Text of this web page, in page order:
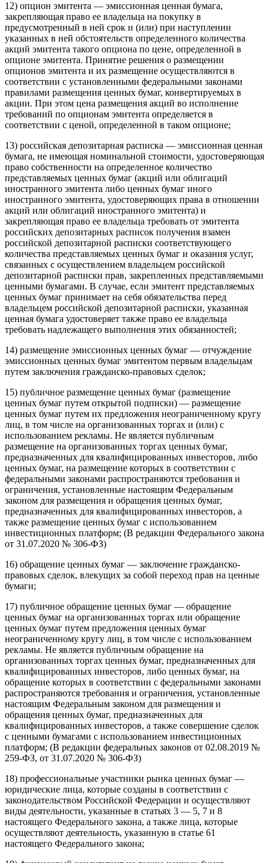
12) опцион эмитента — эмиссионная ценная бумага,
закрепляющая право ее владельца на покупку в
предусмотренный в ней срок и (или) при наступлении
указанных в ней обстоятельств определенного количества
акций эмитента такого опциона по цене, определенной в
опционе эмитента. Принятие решения о размещении
опционов эмитента и их размещение осуществляются в
соответствии с установленными федеральными законами
правилами размещения ценных бумаг, конвертируемых в
акции. При этом цена размещения акций во исполнение
требований по опционам эмитента определяется в
соответствии с ценой, определенной в таком опционе;
13) российская депозитарная расписка — эмиссионная ценная
бумага, не имеющая номинальной стоимости, удостоверяющая
право собственности на определенное количество
представляемых ценных бумаг (акций или облигаций
иностранного эмитента либо ценных бумаг иного
иностранного эмитента, удостоверяющих права в отношении
акций или облигаций иностранного эмитента) и
закрепляющая право ее владельца требовать от эмитента
российских депозитарных расписок получения взамен
российской депозитарной расписки соответствующего
количества представляемых ценных бумаг и оказания услуг,
связанных с осуществлением владельцем российской
депозитарной расписки прав, закрепленных представляемыми
ценными бумагами. В случае, если эмитент представляемых
ценных бумаг принимает на себя обязательства перед
владельцем российской депозитарной расписки, указанная
ценная бумага удостоверяет также право ее владельца
требовать надлежащего выполнения этих обязанностей;
14) размещение эмиссионных ценных бумаг — отчуждение
эмиссионных ценных бумаг эмитентом первым владельцам
путем заключения гражданско-правовых сделок;
15) публичное размещение ценных бумаг (размещение
ценных бумаг путем открытой подписки) — размещение
ценных бумаг путем их предложения неограниченному кругу
лиц, в том числе на организованных торгах и (или) с
использованием рекламы. Не является публичным
размещение на организованных торгах ценных бумаг,
предназначенных для квалифицированных инвесторов, либо
ценных бумаг, на размещение которых в соответствии с
федеральными законами распространяются требования и
ограничения, установленные настоящим Федеральным
законом для размещения и обращения ценных бумаг,
предназначенных для квалифицированных инвесторов, а
также размещение ценных бумаг с использованием
инвестиционных платформ; (В редакции Федерального закона
от 31.07.2020 № 306-ФЗ)
16) обращение ценных бумаг — заключение гражданско-
правовых сделок, влекущих за собой переход прав на ценные
бумаги;
17) публичное обращение ценных бумаг — обращение
ценных бумаг на организованных торгах или обращение
ценных бумаг путем предложения ценных бумаг
неограниченному кругу лиц, в том числе с использованием
рекламы. Не является публичным обращение на
организованных торгах ценных бумаг, предназначенных для
квалифицированных инвесторов, либо ценных бумаг, на
обращение которых в соответствии с федеральными законами
распространяются требования и ограничения, установленные
настоящим Федеральным законом для размещения и
обращения ценных бумаг, предназначенных для
квалифицированных инвесторов, а также совершение сделок
с ценными бумагами с использованием инвестиционных
платформ; (В редакции федеральных законов от 02.08.2019 №
259-ФЗ, от 31.07.2020 № 306-ФЗ)
18) профессиональные участники рынка ценных бумаг —
юридические лица, которые созданы в соответствии с
законодательством Российской Федерации и осуществляют
виды деятельности, указанные в статьях 3 — 5, 7 и 8
настоящего Федерального закона, а также лица, которые
осуществляют деятельность, указанную в статье 61
настоящего Федерального закона;